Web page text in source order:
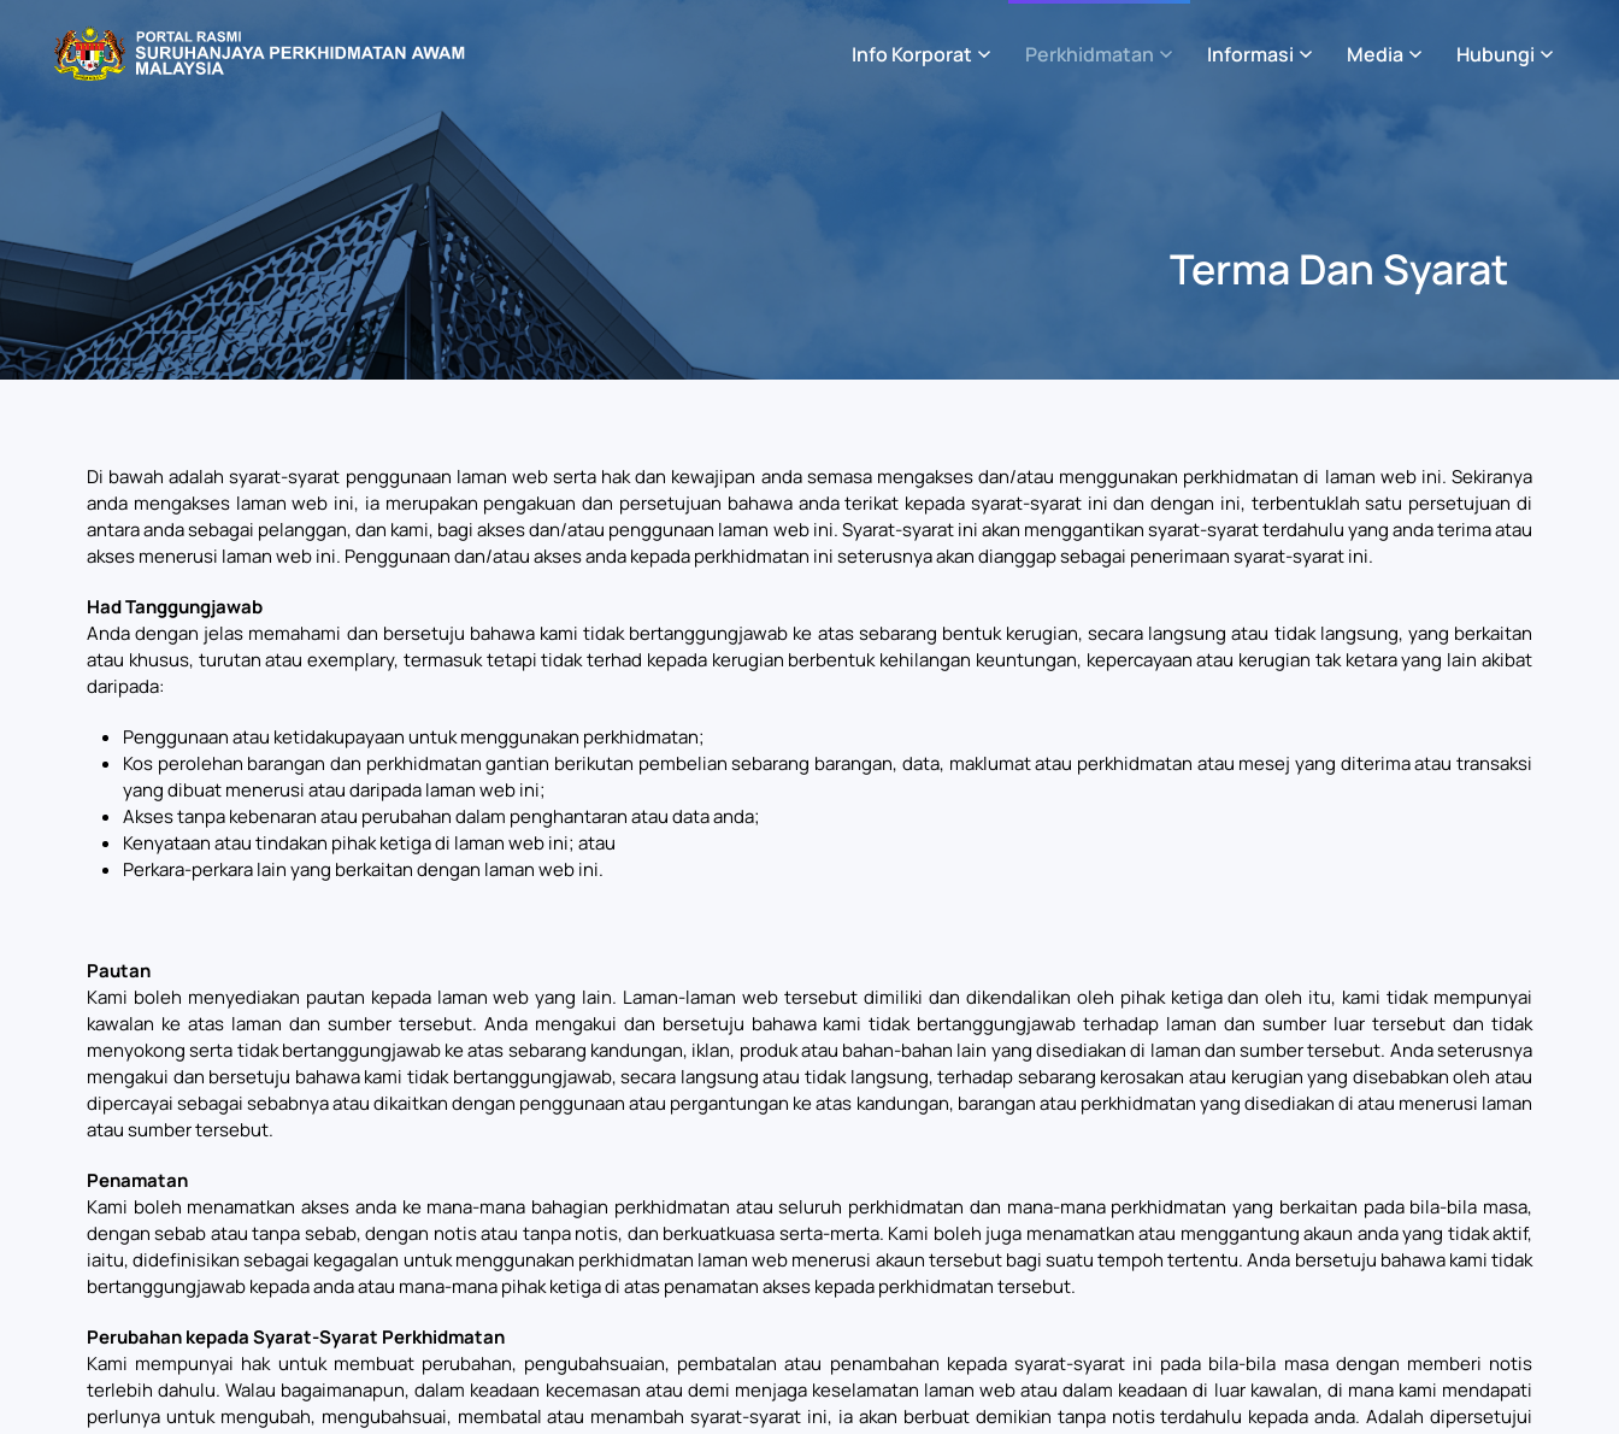
Skip to main content
Info Korporat Perkhidmatan Informasi Media Hubungi
Terma Dan Syarat
Di bawah adalah syarat-syarat penggunaan laman web serta hak dan kewajipan anda semasa mengakses dan/atau menggunakan perkhidmatan di laman web ini. Sekiranya
anda mengakses laman web ini, ia merupakan pengakuan dan persetujuan bahawa anda terikat kepada syarat-syarat ini dan dengan ini, terbentuklah satu persetujuan di
antara anda sebagai pelanggan, dan kami, bagi akses dan/atau penggunaan laman web ini. Syarat-syarat ini akan menggantikan syarat-syarat terdahulu yang anda terima atau
akses menerusi laman web ini. Penggunaan dan/atau akses anda kepada perkhidmatan ini seterusnya akan dianggap sebagai penerimaan syarat-syarat ini.
Had Tanggungjawab
Anda dengan jelas memahami dan bersetuju bahawa kami tidak bertanggungjawab ke atas sebarang bentuk kerugian, secara langsung atau tidak langsung, yang berkaitan
atau khusus, turutan atau exemplary, termasuk tetapi tidak terhad kepada kerugian berbentuk kehilangan keuntungan, kepercayaan atau kerugian tak ketara yang lain akibat
daripada:
Penggunaan atau ketidakupayaan untuk menggunakan perkhidmatan;
Kos perolehan barangan dan perkhidmatan gantian berikutan pembelian sebarang barangan, data, maklumat atau perkhidmatan atau mesej yang diterima atau transaksi
yang dibuat menerusi atau daripada laman web ini;
Akses tanpa kebenaran atau perubahan dalam penghantaran atau data anda;
Kenyataan atau tindakan pihak ketiga di laman web ini; atau
Perkara-perkara lain yang berkaitan dengan laman web ini.
Pautan
Kami boleh menyediakan pautan kepada laman web yang lain. Laman-laman web tersebut dimiliki dan dikendalikan oleh pihak ketiga dan oleh itu, kami tidak mempunyai
kawalan ke atas laman dan sumber tersebut. Anda mengakui dan bersetuju bahawa kami tidak bertanggungjawab terhadap laman dan sumber luar tersebut dan tidak
menyokong serta tidak bertanggungjawab ke atas sebarang kandungan, iklan, produk atau bahan-bahan lain yang disediakan di laman dan sumber tersebut. Anda seterusnya
mengakui dan bersetuju bahawa kami tidak bertanggungjawab, secara langsung atau tidak langsung, terhadap sebarang kerosakan atau kerugian yang disebabkan oleh atau
dipercayai sebagai sebabnya atau dikaitkan dengan penggunaan atau pergantungan ke atas kandungan, barangan atau perkhidmatan yang disediakan di atau menerusi laman
atau sumber tersebut.
Penamatan
Kami boleh menamatkan akses anda ke mana-mana bahagian perkhidmatan atau seluruh perkhidmatan dan mana-mana perkhidmatan yang berkaitan pada bila-bila masa,
dengan sebab atau tanpa sebab, dengan notis atau tanpa notis, dan berkuatkuasa serta-merta. Kami boleh juga menamatkan atau menggantung akaun anda yang tidak aktif,
iaitu, didefinisikan sebagai kegagalan untuk menggunakan perkhidmatan laman web menerusi akaun tersebut bagi suatu tempoh tertentu. Anda bersetuju bahawa kami tidak
bertanggungjawab kepada anda atau mana-mana pihak ketiga di atas penamatan akses kepada perkhidmatan tersebut.
Perubahan kepada Syarat-Syarat Perkhidmatan
Kami mempunyai hak untuk membuat perubahan, pengubahsuaian, pembatalan atau penambahan kepada syarat-syarat ini pada bila-bila masa dengan memberi notis
terlebih dahulu. Walau bagaimanapun, dalam keadaan kecemasan atau demi menjaga keselamatan laman web atau dalam keadaan di luar kawalan, di mana kami mendapati
perlunya untuk mengubah, mengubahsuai, membatal atau menambah syarat-syarat ini, ia akan berbuat demikian tanpa notis terdahulu kepada anda. Adalah dipersetujui